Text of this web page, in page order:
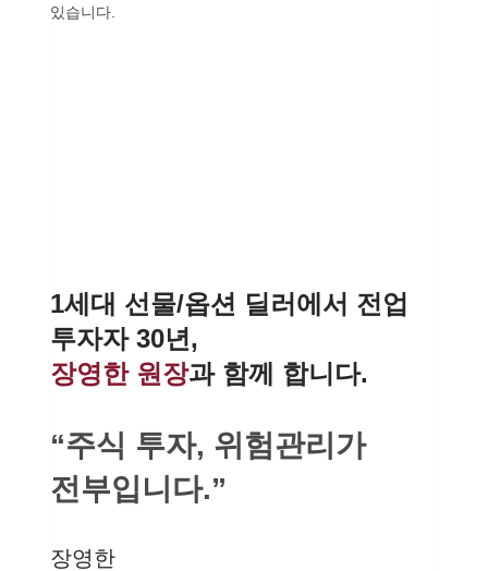
있습니다.
1세대 선물/옵션 딜러에서 전업
투자자 30년,
장영한 원장과 함께 합니다.
“주식 투자, 위험관리 가
전부입니다.”
장영한